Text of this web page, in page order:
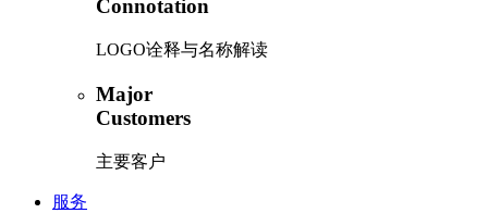
Connotation
LOGO诠释与名称解读
Major
Customers
主要客户
服务